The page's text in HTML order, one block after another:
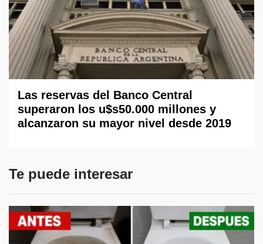
Las reservas del Banco Central
superaron los u$s50.000 millones y
alcanzaron su mayor nivel desde 2019
Te puede interesar